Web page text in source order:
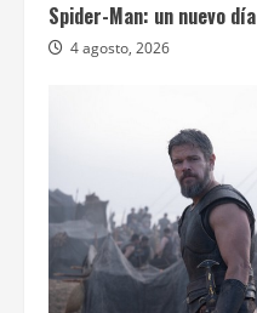
Spider-Man: un nuevo día
4 agosto, 2026